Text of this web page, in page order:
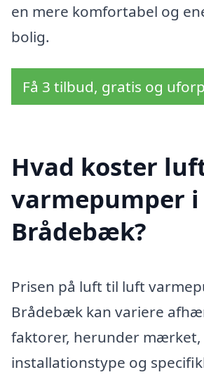
en mere komfortabel og
bolig.
Få 3 tilbud, gratis og
Hvad koster
varmepumper i
Brådebæk?
Prisen på luft til luft
Brådebæk kan variere
faktorer, herunder mærket,
installationstype og